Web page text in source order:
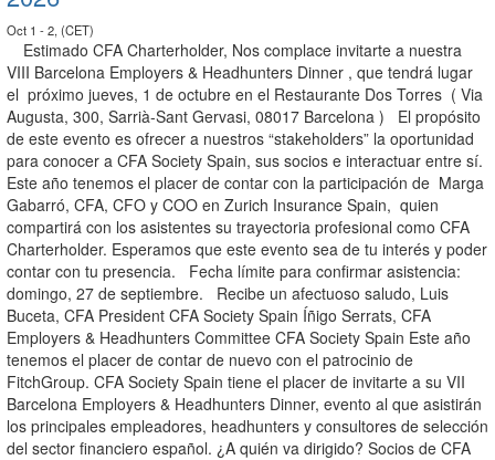
Oct 1 - 2, (CET)
Estimado CFA Charterholder, Nos complace invitarte a nuestra
VIII Barcelona Employers & Headhunters Dinner , que tendrá lugar
el próximo jueves, 1 de octubre en el Restaurante Dos Torres ( Via
Augusta, 300, Sarrià-Sant Gervasi, 08017 Barcelona ) El propósito
de este evento es ofrecer a nuestros “stakeholders” la oportunidad
para conocer a CFA Society Spain, sus socios e interactuar entre sí.
Este año tenemos el placer de contar con la participación de Marga
Gabarró, CFA, CFO y COO en Zurich Insurance Spain, quien
compartirá con los asistentes su trayectoria profesional como CFA
Charterholder. Esperamos que este evento sea de tu interés y poder
contar con tu presencia. Fecha límite para confirmar asistencia:
domingo, 27 de septiembre. Recibe un afectuoso saludo, Luis
Buceta, CFA President CFA Society Spain Íñigo Serrats, CFA
Employers & Headhunters Committee CFA Society Spain Este año
tenemos el placer de contar de nuevo con el patrocinio de
FitchGroup. CFA Society Spain tiene el placer de invitarte a su VII
Barcelona Employers & Headhunters Dinner, evento al que asistirán
los principales empleadores, headhunters y consultores de selección
del sector financiero español. ¿A quién va dirigido? Socios de CFA